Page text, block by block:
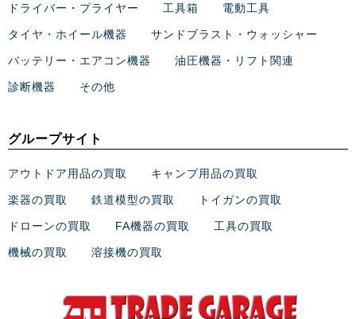
ドライバー・プライヤー 工具箱 電動工具
タイヤ・ホイール機器 サンドブラスト・ウォッシャー
バッテリー・エアコン機器 油圧機器・リフト関連
診断機器 その他
グループサイト
アウトドア用品の買取 キャンプ用品の買取
楽器の買取 鉄道模型の買取 トイガンの買取
ドローンの買取 FA機器の買取 工具の買取
機械の買取 溶接機の買取